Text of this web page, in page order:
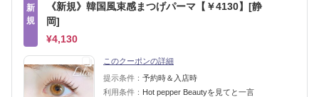
新
規
《新規》韓国風束感まつげパーマ【￥4130】[静
岡]
¥4,130
このクーポンの詳細
提示条件： 予約時＆入店時
利用条件： Hot pepper Beautyを見てと一言